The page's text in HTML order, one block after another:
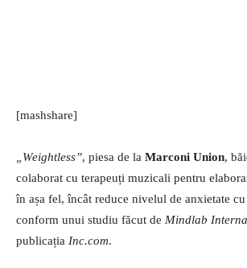
[mashshare]
„Weightless”, piesa de la Marconi Union,
colaborat cu terapeuți muzicali pentru
în așa fel, încât reduce nivelul de anxietate
conform unui studiu făcut de Mindlab
publicația Inc.com.